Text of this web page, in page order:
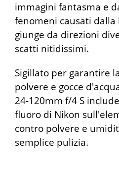
immagini fantasma e
fenomeni causati
giunge da direzioni
scatti nitidissimi.
Sigillato per garantire
polvere e gocce
24-120mm f/4 S
fluoro di Nikon
contro polvere e
semplice pulizia.